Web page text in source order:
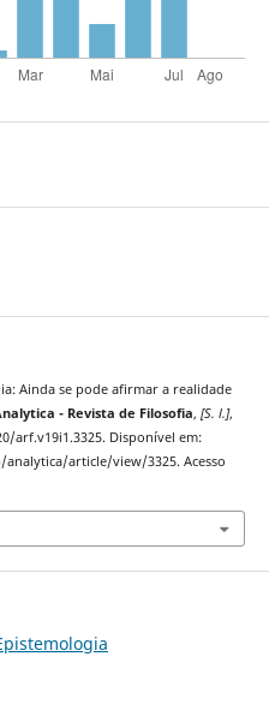
Ainda se pode afirmar a realidade
- Revista de Filosofia, [S. l.],
arf.v19i1.3325. Disponível em:
article/view/3325. Acesso